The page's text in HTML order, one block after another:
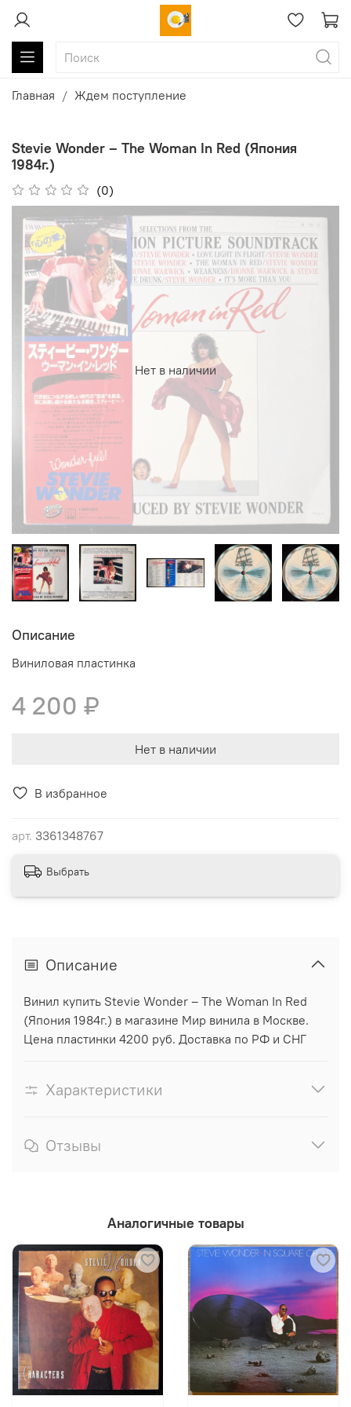
Главная Ждем поступление
Stevie Wonder ‎– The Woman In Red (Япония
1984г.)
(0)
В избранное
арт. 3361348767
Нет в наличии
Описание
Виниловая пластинка
4 200 ₽
Нет в наличии
Выбрать
Описание
Винил купить Stevie Wonder ‎– The Woman In Red
(Япония 1984г.) в магазине Мир винила в Москве.
Цена пластинки 4200 руб. Доставка по РФ и СНГ
Характеристики
Отзывы
Аналогичные товары